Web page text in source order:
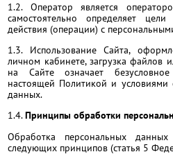
1.2. Оператор является
самостоятельно определяет
действия (операции) с
1.3. Использование Сайта,
личном кабинете, загрузка
на Сайте означает
настоящей Политикой и условиями
данных.
1.4.Принципы обработки
Обработка персональных
следующих принципов (статья 5